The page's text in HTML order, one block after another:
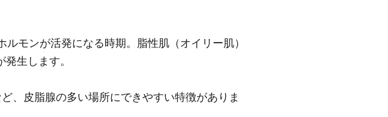
モンが活発になる時期。脂性肌（オイリー肌）
生します。
、皮脂腺の多い場所にできやすい特徴がありま